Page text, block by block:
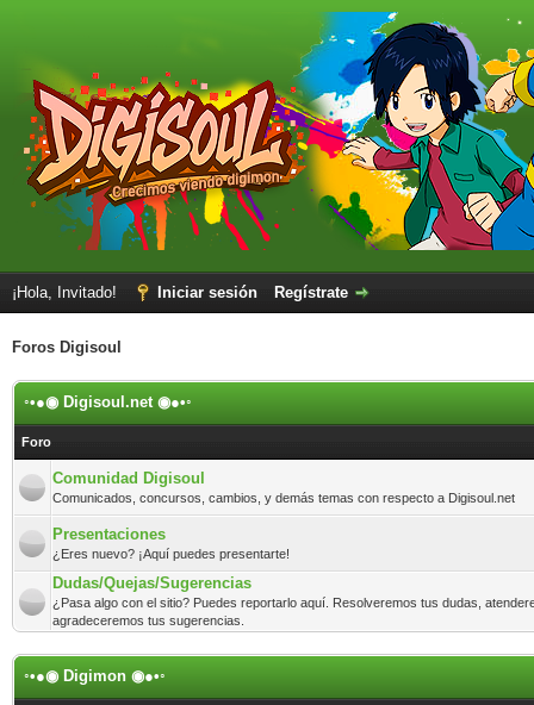
¡Hola, Invitado! Iniciar sesión Regístrate
Foros Digisoul
◦•●◉ Digisoul.net ◉●•◦
Foro
Comunidad Digisoul
Comunicados, concursos, cambios, y demás temas con respecto a Digisoul.net
Presentaciones
¿Eres nuevo? ¡Aquí puedes presentarte!
Dudas/Quejas/Sugerencias
¿Pasa algo con el sitio? Puedes reportarlo aquí. Resolveremos tus dudas,
agradeceremos tus sugerencias.
◦•●◉ Digimon ◉●•◦